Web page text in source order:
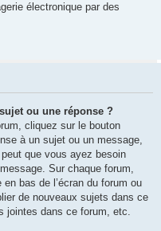
électronique par des
ou une réponse ?
cliquez sur le bouton
à un sujet ou un message,
que vous ayez besoin
Sur chaque forum,
bas de l’écran du forum ou
de nouveaux sujets dans ce
jointes dans ce forum, etc.